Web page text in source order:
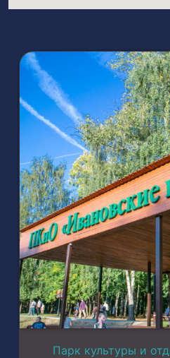
Парк культуры и